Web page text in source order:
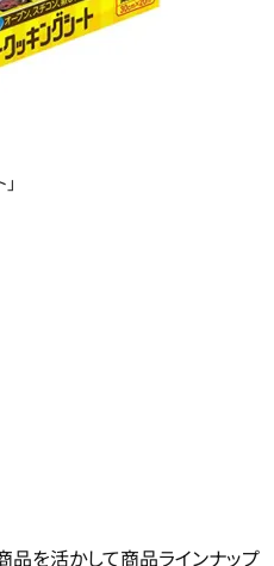
品を活かして商品ラインナップ